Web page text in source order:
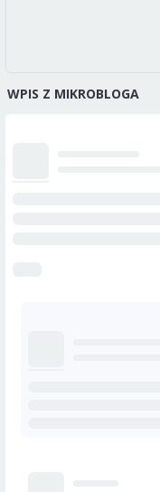
WPIS Z MIKROBLOGA